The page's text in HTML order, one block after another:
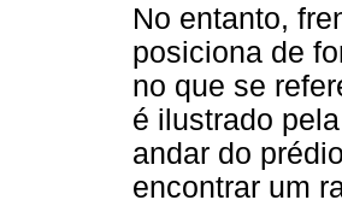
No entanto,
posiciona de
no que se
é ilustrado
andar do
encontrar um